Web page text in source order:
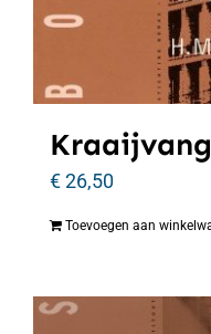
€26,50
Toevoegen aan